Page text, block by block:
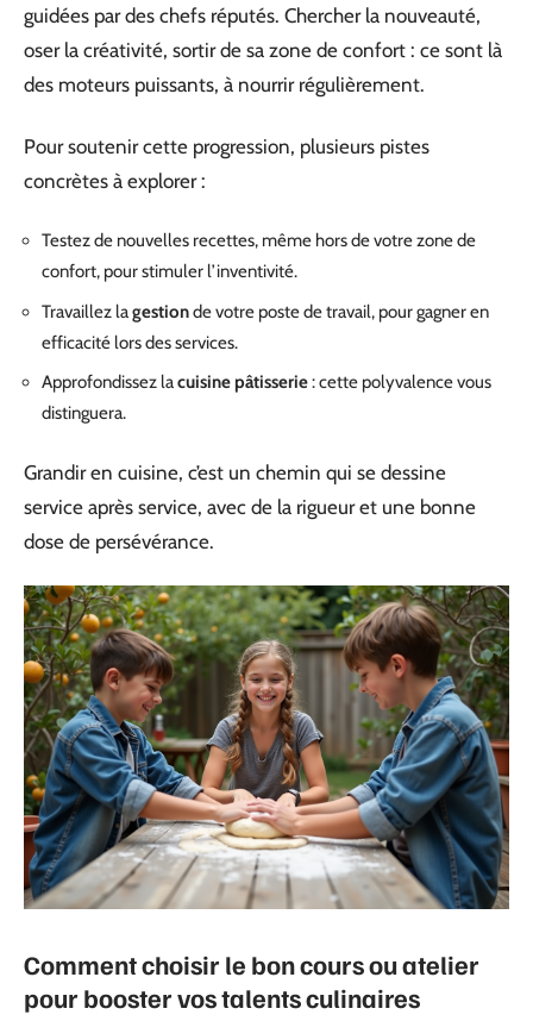
guidées par des chefs réputés. Chercher la nouveauté,
oser la créativité, sortir de sa zone de confort : ce sont là
des moteurs puissants, à nourrir régulièrement.
Pour soutenir cette progression, plusieurs pistes
concrètes à explorer :
Testez de nouvelles recettes, même hors de votre zone de
confort, pour stimuler l’inventivité.
Travaillez lagestionde votre poste de travail, pour gagner en
efficacité lors des services.
Approfondissez lacuisine pâtisserie: cette polyvalence vous
distinguera.
Grandir en cuisine, c’est un chemin qui se dessine
service après service, avec de la rigueur et une bonne
dose de persévérance.
Comment choisir le bon cours ou atelier
pour booster vos talents culinaires